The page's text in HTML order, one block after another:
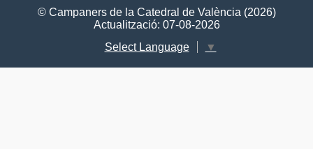
© Campaners de la Catedral de València (2026)
Actualització: 07-08-2026
Select Language
▼